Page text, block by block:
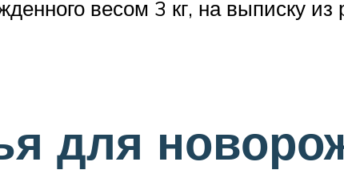
весом 3 кг, на выписку
для